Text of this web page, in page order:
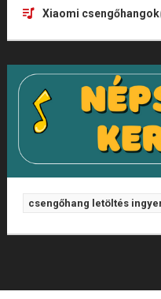
Xiaomi csengőhangok
csengőhang letöltés